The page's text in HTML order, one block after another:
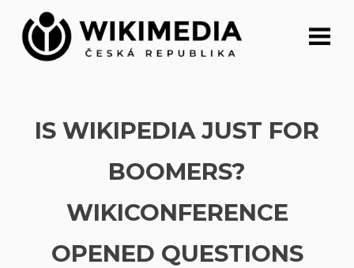
content
IS WIKIPEDIA JUST FOR
BOOMERS?
WIKICONFERENCE
OPENED QUESTIONS